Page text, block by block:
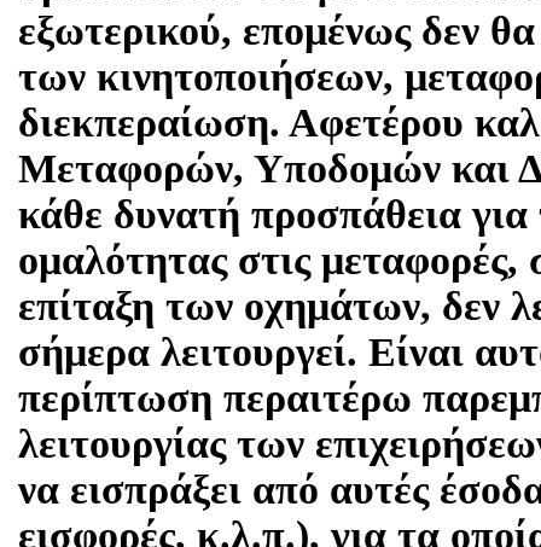
εξωτερικού, επομένως δεν
των κινητοποιήσεων,
διεκπεραίωση. Αφετέρου
Μεταφορών, Υποδομών και
κάθε δυνατή προσπάθεια
ομαλότητας στις μεταφορές,
επίταξη των οχημάτων, δεν
σήμερα λειτουργεί. Είναι
περίπτωση περαιτέρω
λειτουργίας των
να εισπράξει από αυτές
εισφορές, κ.λ.π.), για τα